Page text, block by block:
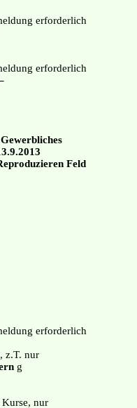
erforderlich
erforderlich
Feld
erforderlich
z.T. nur
g
nur